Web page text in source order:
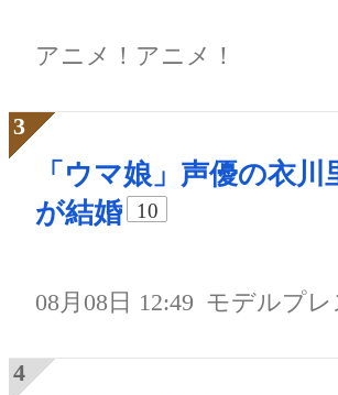
アニメ！アニメ！
「ウマ娘」声優の衣川
が結婚
10
08月08日 12:49 モデルプレ